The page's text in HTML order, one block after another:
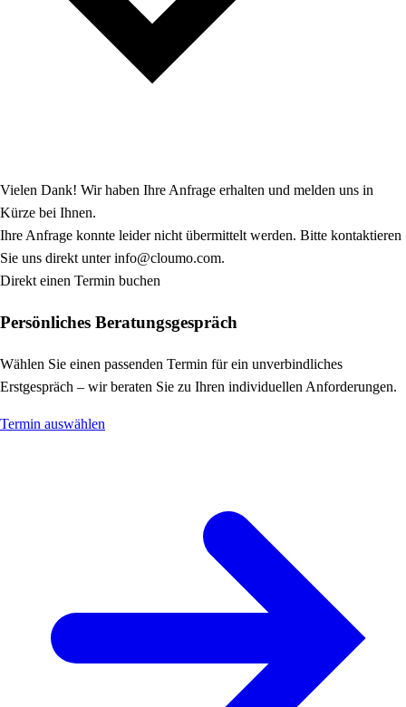
Vielen Dank! Wir haben Ihre Anfrage erhalten und melden uns in
Kürze bei Ihnen.
Ihre Anfrage konnte leider nicht übermittelt werden. Bitte kontaktieren
Sie uns direkt unter info@cloumo.com.
Direkt einen Termin buchen
Persönliches Beratungsgespräch
Wählen Sie einen passenden Termin für ein unverbindliches
Erstgespräch – wir beraten Sie zu Ihren individuellen Anforderungen.
Termin auswählen